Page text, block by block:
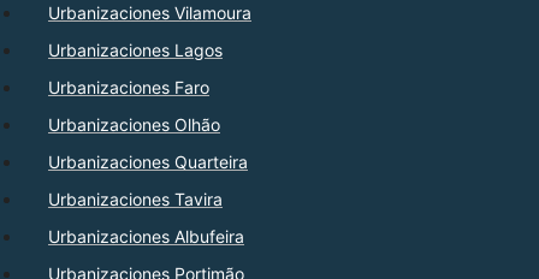
Urbanizaciones Vilamoura
Urbanizaciones Lagos
Urbanizaciones Faro
Urbanizaciones Olhão
Urbanizaciones Quarteira
Urbanizaciones Tavira
Urbanizaciones Albufeira
Urbanizaciones Portimão